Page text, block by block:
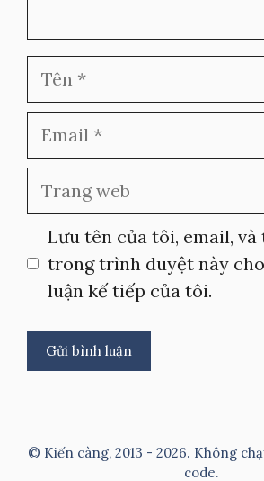
Tên
Email
Trang
Lưu tên của tôi, email, và
trong trình duyệt này
luận kế tiếp của tôi.
t
© Kiến càng, 2013 - 2026. Không
code.